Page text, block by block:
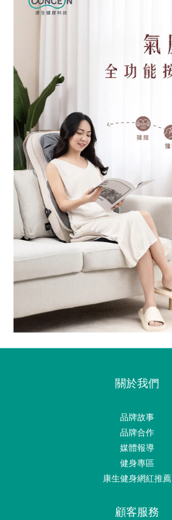
關於我們
品牌故事
品牌合作
媒體報導
健身專區
康生健身網紅推薦
顧客服務